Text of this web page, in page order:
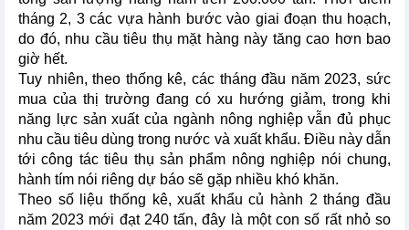
tháng 2, 3 các vựa hành bước vào giai đoạn thu hoạch,
do đó, nhu cầu tiêu thụ mặt hàng này tăng cao hơn bao
giờ hết.
Tuy nhiên, theo thống kê, các tháng đầu năm 2023, sức
mua của thị trường đang có xu hướng giảm, trong khi
năng lực sản xuất của ngành nông nghiệp vẫn đủ phục
nhu cầu tiêu dùng trong nước và xuất khẩu. Điều này dẫn
tới công tác tiêu thụ sản phẩm nông nghiệp nói chung,
hành tím nói riêng dự báo sẽ gặp nhiều khó khăn.
Theo số liệu thống kê, xuất khẩu củ hành 2 tháng đầu
năm 2023 mới đạt 240 tấn, đây là một con số rất nhỏ so